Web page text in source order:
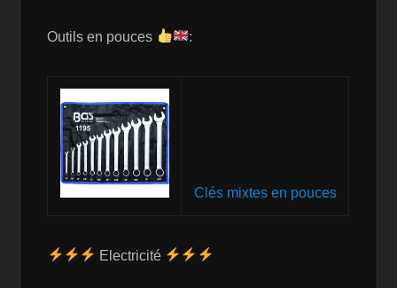
Outils en pouces :
Clés mixtes en pouces
Electricité